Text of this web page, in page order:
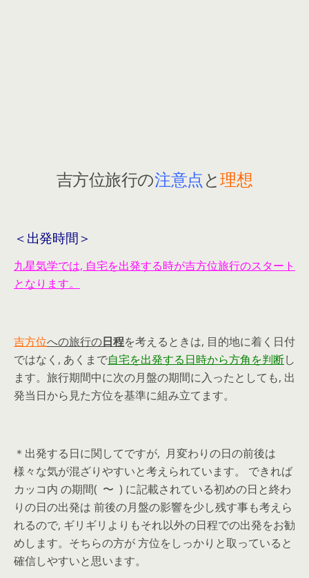
吉方位旅行の注意点と理想
＜出発時間＞
九星気学では, 自宅を出発する時が吉方位旅行のスタート
となります。
吉方位への旅行の日程を考えるときは, 目的地に着く日付
ではなく, あくまで自宅を出発する日時から方角を判断し
ます。旅行期間中に次の月盤の期間に入ったとしても, 出
発当日から見た方位を基準に組み立てます。
＊出発する日に関してですが, 月変わりの日の前後は
様々な気が混ざりやすいと考えられています。 できれば
カッコ内 の期間( 〜 ) に記載されている初めの日と終わ
りの日の出発は 前後の月盤の影響を少し残す事も考えら
れるので, ギリギリよりもそれ以外の日程での出発をお勧
めします。そちらの方が 方位をしっかりと取っていると
確信しやすいと思います。